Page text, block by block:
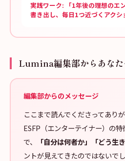
実践ワーク: 「1年後の理想のエ
書き出し、毎日1つ近づくアクシ
Lumina編集部からあな
編集部からのメッセージ
ここまで読んでくださってあり
ESFP（エンターテイナー）の
で、
「自分は何者か」「どう生
ントが見えてきたのではないでし